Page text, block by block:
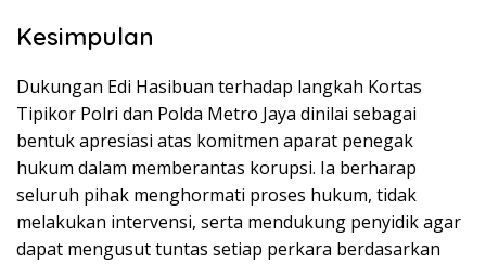
Kesimpulan
Dukungan Edi Hasibuan terhadap langkah Kortas
Tipikor Polri dan Polda Metro Jaya dinilai sebagai
bentuk apresiasi atas komitmen aparat penegak
hukum dalam memberantas korupsi. Ia berharap
seluruh pihak menghormati proses hukum, tidak
melakukan intervensi, serta mendukung penyidik agar
dapat mengusut tuntas setiap perkara berdasarkan